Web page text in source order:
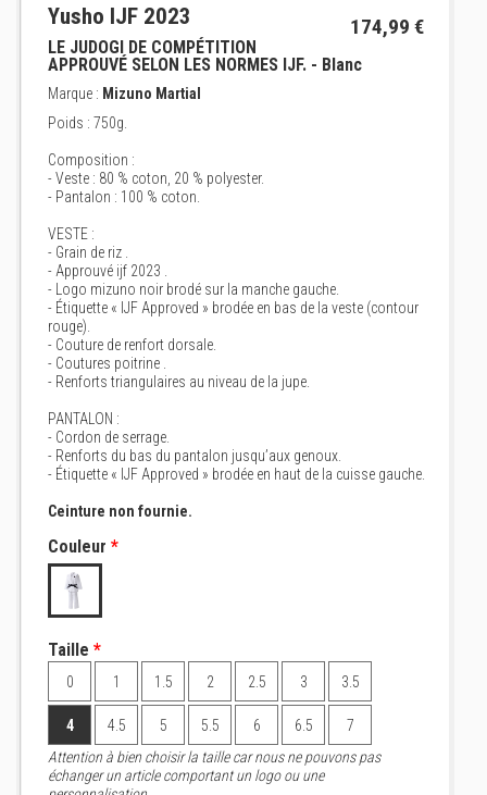
Yusho IJF 2023 174,99 €
LE JUDOGI DE COMPÉTITION
APPROUVÉ SELON LES NORMES IJF. - Blanc
Marque : Mizuno Martial
Poids : 750g.
Composition :
- Veste : 80 % coton, 20 % polyester.
- Pantalon : 100 % coton.
VESTE :
- Grain de riz .
- Approuvé ijf 2023 .
- Logo mizuno noir brodé sur la manche gauche.
- Étiquette « IJF Approved » brodée en bas de la veste (contour
rouge).
- Couture de renfort dorsale.
- Coutures poitrine .
- Renforts triangulaires au niveau de la jupe.
PANTALON :
- Cordon de serrage.
- Renforts du bas du pantalon jusqu’aux genoux.
- Étiquette « IJF Approved » brodée en haut de la cuisse gauche.
Ceinture non fournie.
Couleur *
Taille *
0 1 1.5 2 2.5 3 3.5
4 4.5 5 5.5 6 6.5
7
Attention à bien choisir la taille car nous ne pouvons pas
échanger un article comportant un logo ou une